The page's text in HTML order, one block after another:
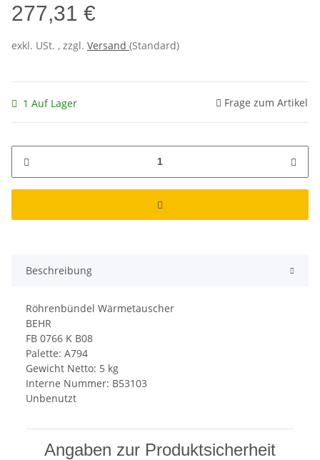
277,31 €
exkl. USt. , zzgl. Versand (Standard)
1 Auf Lager Frage zum Artikel
Beschreibung
Röhrenbündel Wärmetauscher
BEHR
FB 0766 K B08
Palette: A794
Gewicht Netto: 5 kg
Interne Nummer: B53103
Unbenutzt
Angaben zur Produktsicherheit